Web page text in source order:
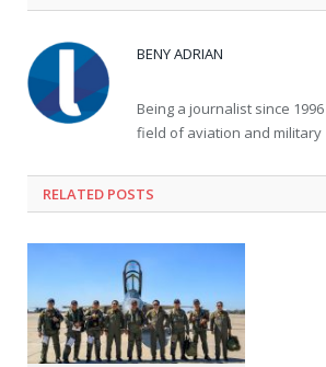
BENY ADRIAN
Being a journalist since
field of aviation and military
RELATED POSTS